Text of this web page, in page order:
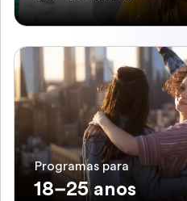
Programas para
18–25 anos